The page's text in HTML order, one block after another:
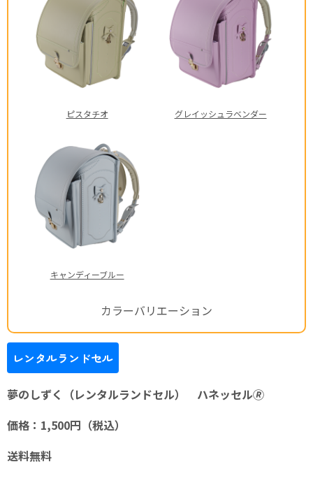
ピスタチオ グレイッシュラベンダー
キャンディーブルー
カラーバリエーション
レンタルランドセル
夢のしずく（レンタルランドセル） ハネッセル🄬
価格：1,500円（税込）
送料無料